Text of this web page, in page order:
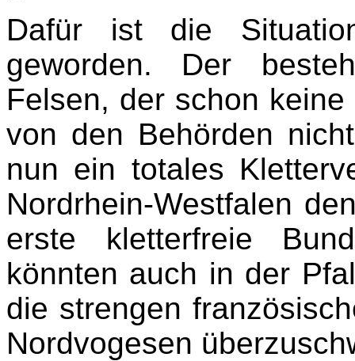
Dafür ist die
geworden. Der
Felsen, der schon
von den Behörden
nun ein totales
Nordrhein-Westfalen
erste kletterfreie
könnten auch in der
die strengen
Nordvogesen